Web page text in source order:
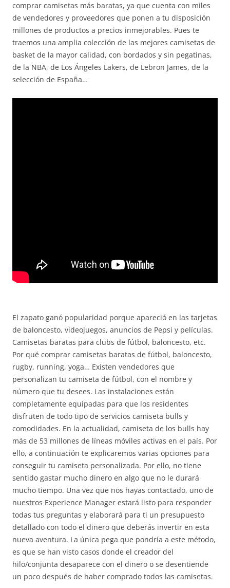
comprar camisetas más baratas, ya que cuenta con miles
de vendedores y proveedores que ponen a tu disposición
millones de productos a precios inmejorables. Pues te
traemos una amplia colección de las mejores camisetas de
basket de la mayor calidad, con bordados y sin pegatinas,
de la NBA, de Los Ángeles Lakers, de Lebron James, de la
selección de España…
El zapato ganó popularidad porque apareció en las tarjetas
de baloncesto, videojuegos, anuncios de Pepsi y películas.
Camisetas baratas para clubs de fútbol, baloncesto, etc.
Por qué comprar camisetas baratas de fútbol, baloncesto,
rugby, running, yoga… Existen vendedores que
personalizan tu camiseta de fútbol, con el nombre y
número que tu desees. Las instalaciones están
completamente equipadas para que los residentes
disfruten de todo tipo de servicios camiseta bulls y
comodidades. En la actualidad, camiseta de los bulls hay
más de 53 millones de líneas móviles activas en el país. Por
ello, a continuación te explicaremos varias opciones para
conseguir tu camiseta personalizada. Por ello, no tiene
sentido gastar mucho dinero en algo que no le durará
mucho tiempo. Una vez que nos hayas contactado, uno de
nuestros Experience Manager estará listo para responder
todas tus preguntas y elaborará para ti un presupuesto
detallado con todo el dinero que deberás invertir en esta
nueva aventura. La única pega que pondría a este método,
es que se han visto casos donde el creador del
hilo/conjunta desaparece con el dinero o se desentiende
un poco después de haber comprado todos las camisetas.